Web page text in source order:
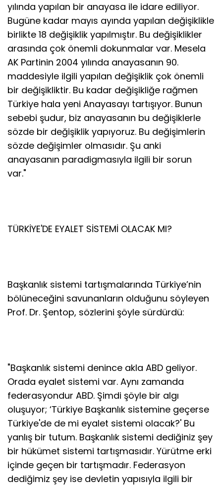
yılında yapılan bir anayasa ile idare ediliyor.
Bugüne kadar mayıs ayında yapılan değişiklikle
birlikte 18 değişiklik yapılmıştır. Bu değişiklikler
arasında çok önemli dokunmalar var. Mesela
AK Partinin 2004 yılında anayasanın 90.
maddesiyle ilgili yapılan değişiklik çok önemli
bir değişikliktir. Bu kadar değişikliğe rağmen
Türkiye hala yeni Anayasayı tartışıyor. Bunun
sebebi şudur, biz anayasanın bu değişiklerle
sözde bir değişiklik yapıyoruz. Bu değişimlerin
sözde değişimler olmasıdır. Şu anki
anayasanın paradigmasıyla ilgili bir sorun
var."
TÜRKİYE'DE EYALET SİSTEMİ OLACAK MI?
Başkanlık sistemi tartışmalarında Türkiye’nin
bölüneceğini savunanların olduğunu söyleyen
Prof. Dr. Şentop, sözlerini şöyle sürdürdü:
"Başkanlık sistemi denince akla ABD geliyor.
Orada eyalet sistemi var. Aynı zamanda
federasyondur ABD. Şimdi şöyle bir algı
oluşuyor; ‘Türkiye Başkanlık sistemine geçerse
Türkiye'de de mi eyalet sistemi olacak?' Bu
yanlış bir tutum. Başkanlık sistemi dediğiniz şey
bir hükümet sistemi tartışmasıdır. Yürütme erki
içinde geçen bir tartışmadır. Federasyon
dediğimiz şey ise devletin yapısıyla ilgili bir